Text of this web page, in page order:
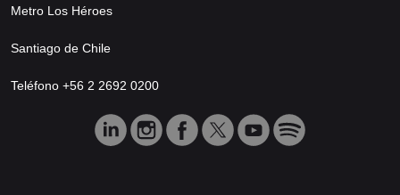
Metro Los Héroes
Santiago de Chile
Teléfono +56 2 2692 0200